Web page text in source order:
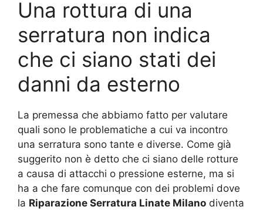
Una rottura di una
serratura non indica
che ci siano stati dei
danni da esterno
La premessa che abbiamo fatto per valutare
quali sono le problematiche a cui va incontro
una serratura sono tante e diverse. Come già
suggerito non è detto che ci siano delle rotture
a causa di attacchi o pressione esterne, ma si
ha a che fare comunque con dei problemi dove
la Riparazione Serratura Linate Milano diventa